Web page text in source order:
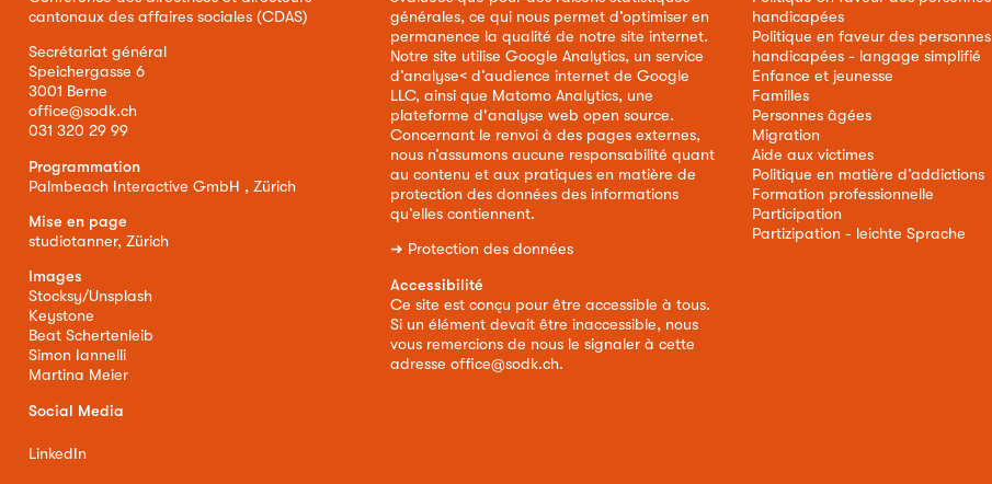
cantonaux des affaires sociales (CDAS)
Secrétariat général
Speichergasse 6
3001 Berne
office@sodk.ch
031 320 29 99
Programmation
Palmbeach Interactive GmbH , Zürich
Mise en page
studiotanner, Zürich
Images
Stocksy/Unsplash
Keystone
Beat Schertenleib
Simon Iannelli
Martina Meier
générales, ce qui nous permet d’optimiser en
permanence la qualité de notre site internet.
Notre site utilise Google Analytics, un service
d’analyse< d’audience internet de Google
LLC, ainsi que Matomo Analytics, une
plateforme d'analyse web open source.
Concernant le renvoi à des pages externes,
nous n’assumons aucune responsabilité quant
au contenu et aux pratiques en matière de
protection des données des informations
qu’elles contiennent.
➜ Protection des données
Accessibilité
Ce site est conçu pour être accessible à tous.
Si un élément devait être inaccessible, nous
vous remercions de nous le signaler à cette
adresseoffice@sodk.ch.
handicapées
Politique en faveur des personnes
handicapées - langage simplifié
Enfance et jeunesse
Familles
Personnes âgées
Migration
Aide aux victimes
Politique en matière d’addictions
Formation professionnelle
Participation
Partizipation - leichte Sprache
Social Media
LinkedIn